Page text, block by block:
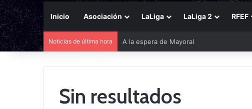
Inicio Asociación LaLiga LaLiga 2 RFEF
Noticias de última hora A la espera de Mayoral
Sin resultados